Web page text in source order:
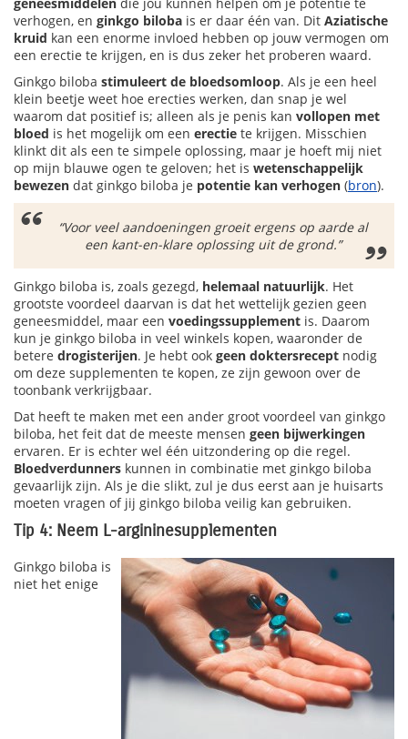
verhogen, en ginkgo biloba is er daar één van. Dit Aziatische
kruid kan een enorme invloed hebben op jouw vermogen om
een erectie te krijgen, en is dus zeker het proberen waard.
Ginkgo biloba stimuleert de bloedsomloop. Als je een heel
klein beetje weet hoe erecties werken, dan snap je wel
waarom dat positief is; alleen als je penis kan vollopen met
bloed is het mogelijk om een erectie te krijgen. Misschien
klinkt dit als een te simpele oplossing, maar je hoeft mij niet
op mijn blauwe ogen te geloven; het is wetenschappelijk
bewezen dat ginkgo biloba je potentie kan verhogen (bron).
“Voor veel aandoeningen groeit ergens op aarde al
een kant-en-klare oplossing uit de grond.”
Ginkgo biloba is, zoals gezegd, helemaal natuurlijk. Het
grootste voordeel daarvan is dat het wettelijk gezien geen
geneesmiddel, maar een voedingssupplement is. Daarom
kun je ginkgo biloba in veel winkels kopen, waaronder de
betere drogisterijen. Je hebt ook geen doktersrecept nodig
om deze supplementen te kopen, ze zijn gewoon over de
toonbank verkrijgbaar.
Dat heeft te maken met een ander groot voordeel van ginkgo
biloba, het feit dat de meeste mensen geen bijwerkingen
ervaren. Er is echter wel één uitzondering op die regel.
Bloedverdunners kunnen in combinatie met ginkgo biloba
gevaarlijk zijn. Als je die slikt, zul je dus eerst aan je huisarts
moeten vragen of jij ginkgo biloba veilig kan gebruiken.
Tip 4: Neem L-argininesupplementen
Ginkgo biloba is
niet het enige